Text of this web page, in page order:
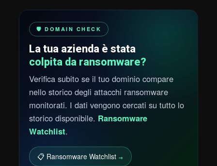
🛡️ DOMAIN CHECK
La tua azienda è stata
colpita da ransomware?
Verifica subito se il tuo dominio compare
nello storico degli attacchi ransomware
monitorati. I dati vengono cercati su tutto lo
storico disponibile. Ransomware
Watchlist.
📋 Ransomware Watchlist →